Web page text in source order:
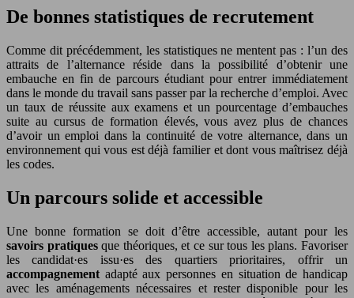
De bonnes statistiques de recrutement
Comme dit précédemment, les statistiques ne mentent pas : l’un des
attraits de l’alternance réside dans la possibilité d’obtenir une
embauche en fin de parcours étudiant pour entrer immédiatement
dans le monde du travail sans passer par la recherche d’emploi. Avec
un taux de réussite aux examens et un pourcentage d’embauches
suite au cursus de formation élevés, vous avez plus de chances
d’avoir un emploi dans la continuité de votre alternance, dans un
environnement qui vous est déjà familier et dont vous maîtrisez déjà
les codes.
Un parcours solide et accessible
Une bonne formation se doit d’être accessible, autant pour les
savoirs pratiquesque théoriques, et ce sur tous les plans. Favoriser
les candidat·es issu·es des quartiers prioritaires, offrir un
accompagnement adapté aux personnes en situation de handicap
avec les aménagements nécessaires et rester disponible pour les